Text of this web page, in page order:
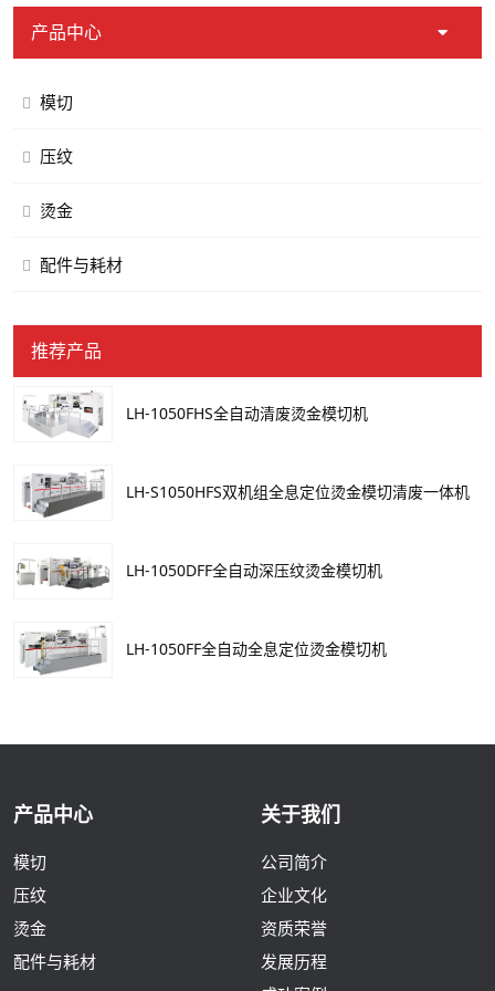
产品中心
模切
压纹
烫金
配件与耗材
推荐产品
LH-1050FHS全自动清废烫金模切机
LH-S1050HFS双机组全息定位烫金模切清废一体机
LH-1050DFF全自动深压纹烫金模切机
LH-1050FF全自动全息定位烫金模切机
产品中心
模切
压纹
烫金
配件与耗材
关于我们
公司简介
企业文化
资质荣誉
发展历程